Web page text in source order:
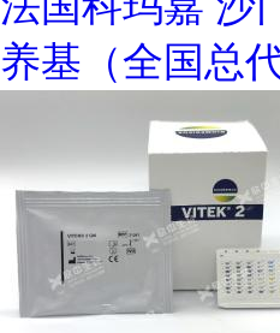
养基（全国总